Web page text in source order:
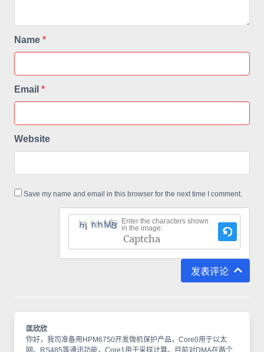
Name *
Email *
Website
Save my name and email in this browser for the next time I comment.
Enter the characters shown
in the image:
that
are
发表评论
匡欣欣
你好，我司准备用HPM6750开发微机保护产品，Core0用于以太
网、RS485等通讯功能，Core1用于采样计算。目前对DMA在两个